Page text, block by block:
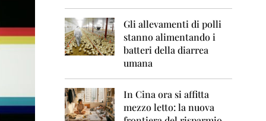
2
Gli allevamenti di polli
stanno alimentando i
batteri della diarrea
umana
In Cina ora si affitta
mezzo letto: la nuova